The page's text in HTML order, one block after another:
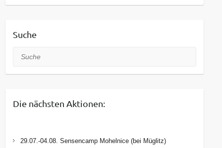
Suche
Suche
Die nächsten Aktionen:
29.07.-04.08. Sensencamp Mohelnice (bei Müglitz)